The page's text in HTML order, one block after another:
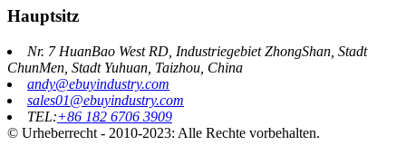
Hauptsitz
Nr. 7 HuanBao West RD, Industriegebiet ZhongShan, Stadt
ChunMen, Stadt Yuhuan, Taizhou, China
andy@ebuyindustry.com
sales01@ebuyindustry.com
TEL:+86 182 6706 3909
© Urheberrecht - 2010-2023: Alle Rechte vorbehalten.